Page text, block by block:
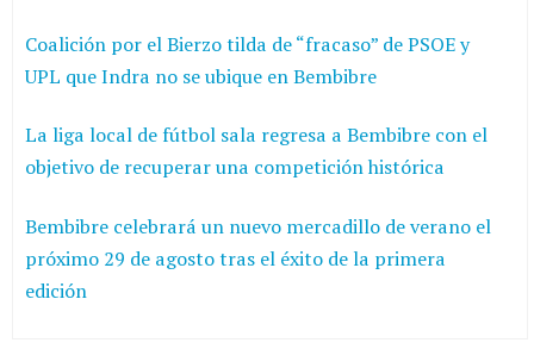
Coalición por el Bierzo tilda de “fracaso” de PSOE y
UPL que Indra no se ubique en Bembibre
La liga local de fútbol sala regresa a Bembibre con el
objetivo de recuperar una competición histórica
Bembibre celebrará un nuevo mercadillo de verano el
próximo 29 de agosto tras el éxito de la primera
edición